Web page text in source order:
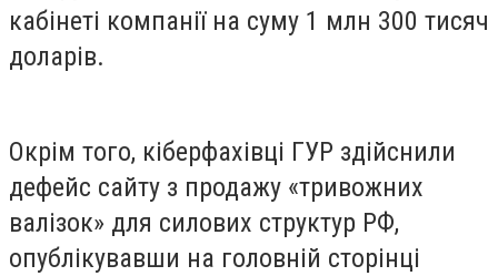
кабінеті компанії на суму 1 млн 300 тисяч
доларів.
Окрім того, кіберфахівці ГУР здійснили
дефейс сайту з продажу «тривожних
валізок» для силових структур РФ,
опублікувавши на головній сторінці